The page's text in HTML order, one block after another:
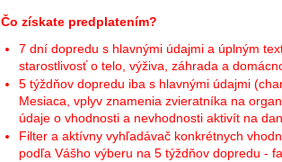
Čo získate predplatením?
7 dní dopredu s hlavnými údajmi a úplným
starostlivosť o telo, výživa, záhrada a
5 týždňov dopredu iba s hlavnými údajmi
Mesiaca, vplyv znamenia zvieratníka na
údaje o vhodnosti a nevhodnosti aktivít na
Filter a aktívny vyhľadávač konkrétnych
podľa Vášho výberu na 5 týždňov dopredu -